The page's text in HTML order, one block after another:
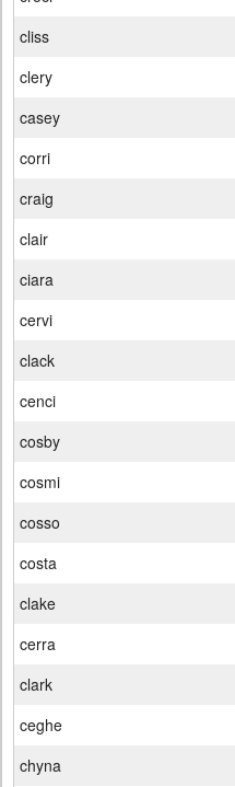
cliss
clery
casey
corri
craig
clair
ciara
cervi
clack
cenci
cosby
cosmi
cosso
costa
clake
cerra
clark
ceghe
chyna